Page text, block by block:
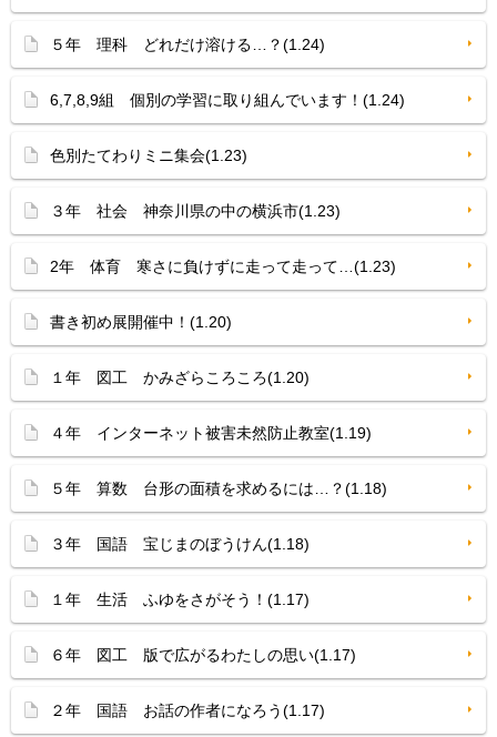
５年 理科 どれだけ溶ける…？(1.24)
6,7,8,9組 個別の学習に取り組んでいます！(1.24)
色別たてわりミニ集会(1.23)
３年 社会 神奈川県の中の横浜市(1.23)
2年 体育 寒さに負けずに走って走って…(1.23)
書き初め展開催中！(1.20)
１年 図工 かみざらころころ(1.20)
４年 インターネット被害未然防止教室(1.19)
５年 算数 台形の面積を求めるには…？(1.18)
３年 国語 宝じまのぼうけん(1.18)
１年 生活 ふゆをさがそう！(1.17)
６年 図工 版で広がるわたしの思い(1.17)
２年 国語 お話の作者になろう(1.17)